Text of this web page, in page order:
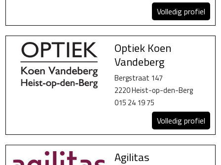
Volledig profiel
Optiek Koen
Vandeberg
Bergstraat 147
2220 Heist-op-den-Berg
015 24 19 75
Volledig profiel
Agilitas